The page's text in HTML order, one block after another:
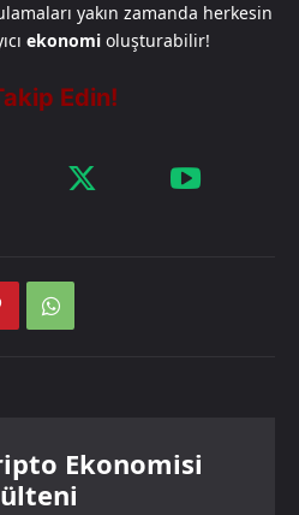
yakın zamanda herkesin
ekonomi oluşturabilir!
Ekonomisi